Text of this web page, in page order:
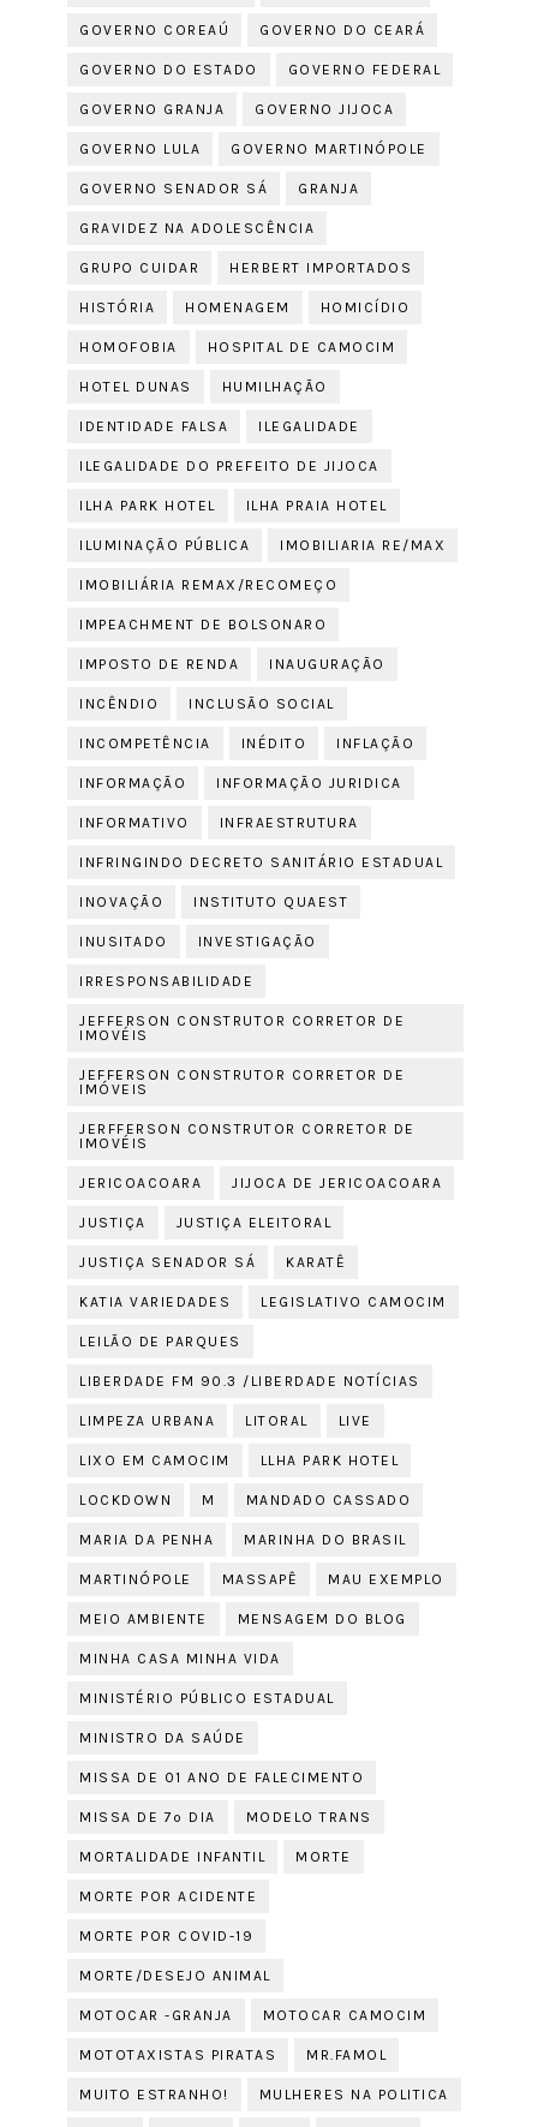
GOVERNO COREAÚ GOVERNO DO CEARÁ
GOVERNO DO ESTADO GOVERNO FEDERAL
GOVERNO GRANJA GOVERNO JIJOCA
GOVERNO LULA GOVERNO MARTINÓPOLE
GOVERNO SENADOR SÁ GRANJA
GRAVIDEZ NA ADOLESCÊNCIA
GRUPO CUIDAR HERBERT IMPORTADOS
HISTÓRIA HOMENAGEM HOMICÍDIO
HOMOFOBIA HOSPITAL DE CAMOCIM
HOTEL DUNAS HUMILHAÇÃO
IDENTIDADE FALSA ILEGALIDADE
ILEGALIDADE DO PREFEITO DE JIJOCA
ILHA PARK HOTEL ILHA PRAIA HOTEL
ILUMINAÇÃO PÚBLICA IMOBILIARIA RE/MAX
IMOBILIÁRIA REMAX/RECOMEÇO
IMPEACHMENT DE BOLSONARO
IMPOSTO DE RENDA INAUGURAÇÃO
INCÊNDIO INCLUSÃO SOCIAL
INCOMPETÊNCIA INÉDITO INFLAÇÃO
INFORMAÇÃO INFORMAÇÃO JURIDICA
INFORMATIVO INFRAESTRUTURA
INFRINGINDO DECRETO SANITÁRIO ESTADUAL
INOVAÇÃO INSTITUTO QUAEST
INUSITADO INVESTIGAÇÃO
IRRESPONSABILIDADE
JEFFERSON CONSTRUTOR CORRETOR DE
IMOVÉIS
JEFFERSON CONSTRUTOR CORRETOR DE
IMÓVEIS
JERFFERSON CONSTRUTOR CORRETOR DE
IMOVÉIS
JERICOACOARA JIJOCA DE JERICOACOARA
JUSTIÇA JUSTIÇA ELEITORAL
JUSTIÇA SENADOR SÁ KARATÊ
KATIA VARIEDADES LEGISLATIVO CAMOCIM
LEILÃO DE PARQUES
LIBERDADE FM 90.3 /LIBERDADE NOTÍCIAS
LIMPEZA URBANA LITORAL LIVE
LIXO EM CAMOCIM LLHA PARK HOTEL
LOCKDOWN M MANDADO CASSADO
MARIA DA PENHA MARINHA DO BRASIL
MARTINÓPOLE MASSAPÊ MAU EXEMPLO
MEIO AMBIENTE MENSAGEM DO BLOG
MINHA CASA MINHA VIDA
MINISTÉRIO PÚBLICO ESTADUAL
MINISTRO DA SAÚDE
MISSA DE 01 ANO DE FALECIMENTO
MISSA DE 7º DIA MODELO TRANS
MORTALIDADE INFANTIL MORTE
MORTE POR ACIDENTE
MORTE POR COVID-19
MORTE/DESEJO ANIMAL
MOTOCAR -GRANJA MOTOCAR CAMOCIM
MOTOTAXISTAS PIRATAS MR.FAMOL
MUITO ESTRANHO! MULHERES NA POLITICA